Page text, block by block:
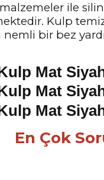
ile
Kulp
bir bez
En Çok